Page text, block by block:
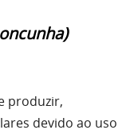
produzir,
devido ao uso